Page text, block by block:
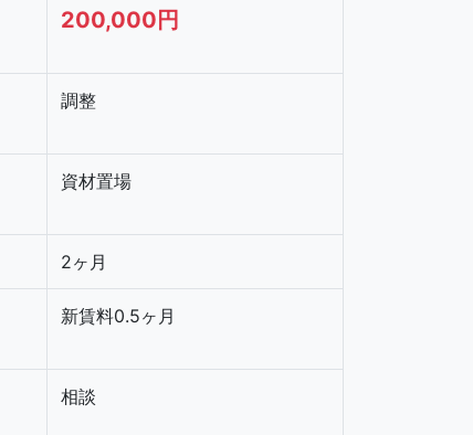
200,000円
調整
資材置場
2ヶ月
新賃料0.5ヶ月
相談